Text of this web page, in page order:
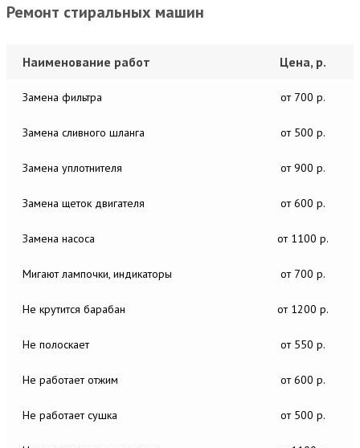
Ремонт стиральных машин
Наименование работ Цена, р.
Замена фильтра от 700 р.
Замена сливного шланга от 500 р.
Замена уплотнителя от 900 р.
Замена щеток двигателя от 600 р.
Замена насоса от 1100 р.
Мигают лампочки, индикаторы от 700 р.
Не крутится барабан от 1200 р.
Не полоскает от 550 р.
Не работает отжим от 600 р.
Не работает сушка от 500 р.